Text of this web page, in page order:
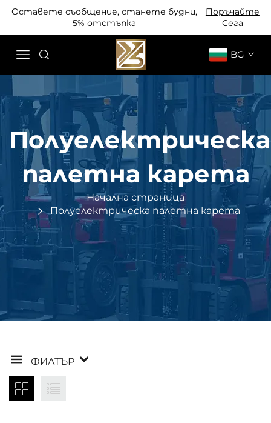
Оставете съобщение, станете будни,
5% отстъпка
Поръчайте
Сега
BG
Полуелектрическа
палетна карета
Начална страница
Полуелектрическа палетна карета
ФИЛТЪР